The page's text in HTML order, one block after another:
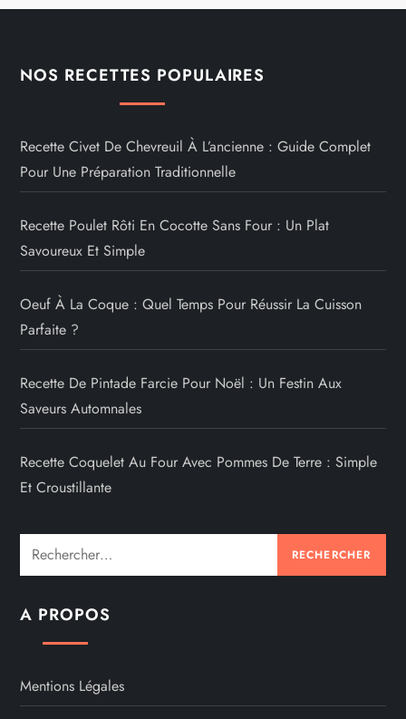
NOS RECETTES POPULAIRES
Recette Civet De Chevreuil À L’ancienne : Guide Complet
Pour Une Préparation Traditionnelle
Recette Poulet Rôti En Cocotte Sans Four : Un Plat
Savoureux Et Simple
Oeuf À La Coque : Quel Temps Pour Réussir La Cuisson
Parfaite ?
Recette De Pintade Farcie Pour Noël : Un Festin Aux
Saveurs Automnales
Recette Coquelet Au Four Avec Pommes De Terre : Simple
Et Croustillante
Rechercher :
A PROPOS
Mentions Légales